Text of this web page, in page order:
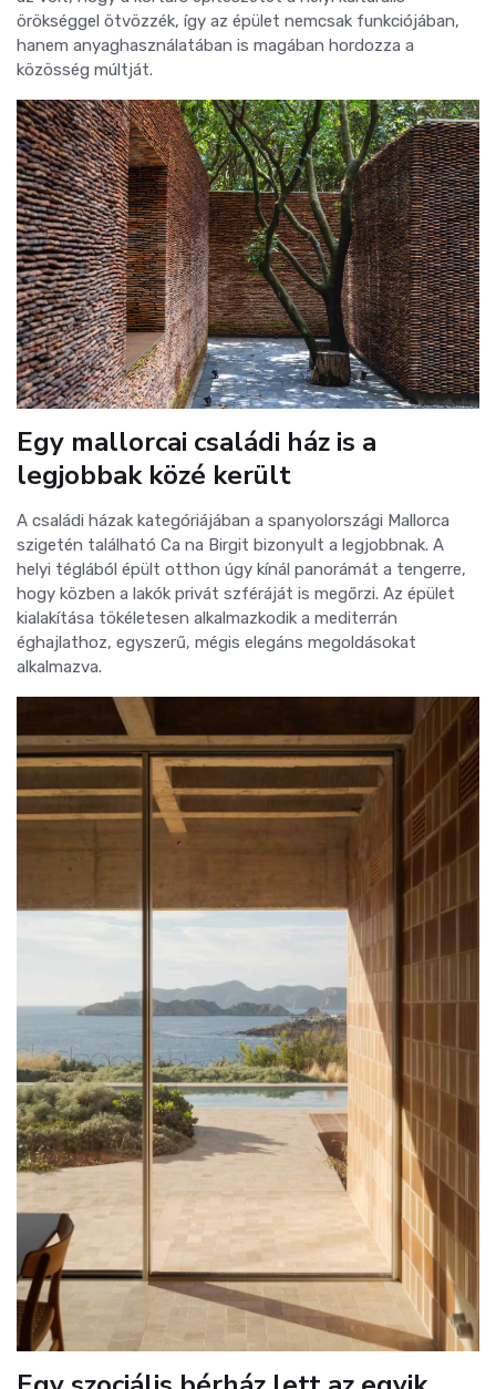
örökséggel ötvözzék, így az épület nemcsak funkciójában,
hanem anyaghasználatában is magában hordozza a
közösség múltját.
Egy mallorcai családi ház is a
legjobbak közé került
A családi házak kategóriájában a spanyolországi Mallorca
szigetén található Ca na Birgit bizonyult a legjobbnak. A
helyi téglából épült otthon úgy kínál panorámát a tengerre,
hogy közben a lakók privát szféráját is megőrzi. Az épület
kialakítása tökéletesen alkalmazkodik a mediterrán
éghajlathoz, egyszerű, mégis elegáns megoldásokat
alkalmazva.